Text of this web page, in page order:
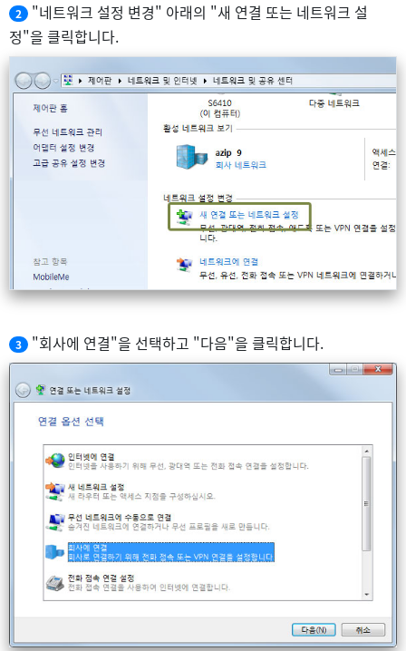
2
"네트워크 설정 변경" 아래의 "새 연결 또는 네트워크 설
정"을 클릭합니다.
3 "회사에 연결"을 선택하고 "다음"을 클릭합니다.